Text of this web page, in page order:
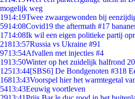
mogelijk weg
1914:19Twee zwaargewonden bij
5914:08Covid19 the aftermath #17
1714:08Ik wil een eigen politieke partij
21813:57Russia vs Ukraine #91
9713:54Afvallen met injecties #4
1913:50Winter op het zuidelijk halfrond
12513:44[SBS6] De Bondgenoten #318
16813:43Voorspel hier het warmtegetal
5413:43Eeuwig voortleven